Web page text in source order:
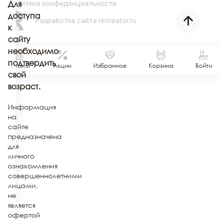
Политика конфиденциальности
Разработка сайта recreator.ru
Каталог Акции Избранное Корзина Войти
Для
доступа
к
сайту
необходимо
подтвердить
свой
возраст.
Информация
на
сайте
предназначена
для
личного
ознакомления
совершеннолетними
лицами,
не
является
офертой